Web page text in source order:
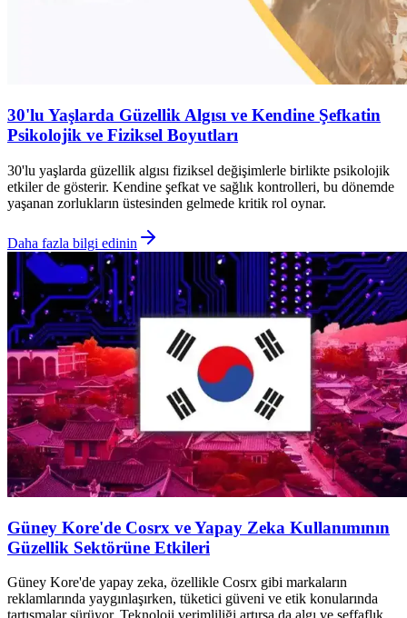
30'lu Yaşlarda Güzellik Algısı ve Kendine Şefkatin
Psikolojik ve Fiziksel Boyutları
30'lu yaşlarda güzellik algısı fiziksel değişimlerle birlikte psikolojik
etkiler de gösterir. Kendine şefkat ve sağlık kontrolleri, bu dönemde
yaşanan zorlukların üstesinden gelmede kritik rol oynar.
Daha fazla bilgi edinin
Güney Kore'de Cosrx ve Yapay Zeka Kullanımının
Güzellik Sektörüne Etkileri
Güney Kore'de yapay zeka, özellikle Cosrx gibi markaların
reklamlarında yaygınlaşırken, tüketici güveni ve etik konularında